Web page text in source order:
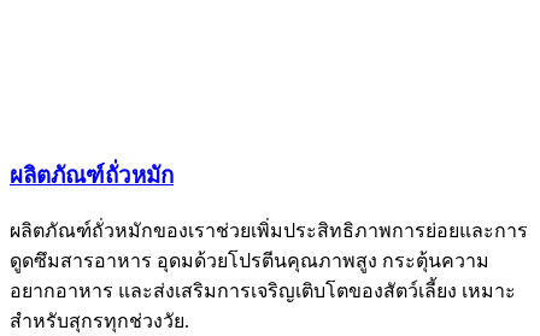
ผลิตภัณฑ์ถั่วหมัก
ผลิตภัณฑ์ถั่วหมักของเราช่วยเพิ่มประสิทธิภาพการย่อยและการ
ดูดซึมสารอาหาร อุดมด้วยโปรตีนคุณภาพสูง กระตุ้นความ
อยากอาหาร และส่งเสริมการเจริญเติบโตของสัตว์เลี้ยง เหมาะ
สำหรับสุกรทุกช่วงวัย.